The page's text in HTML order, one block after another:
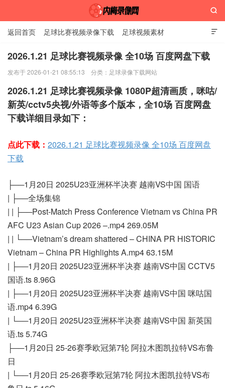

返回首页 足球比赛视频录像下载 足球视频素材

2026.1.21 足球比赛视频录像 全10场 百度网盘下载
发布于 2026-01-21 08:55:13 分类： 足球录像下载网站
2026.1.21 足球比赛视频录像 1080P超清画质，咪咕/
新英/cctv5央视/外语等多个版本，全10场 百度网盘
下载详细目录如下：
点此下载： 2026.1.21 足球比赛视频录像 全10场 百度网盘
下载
├──1月20日 2025U23亚洲杯半决赛 越南VS中国 国语
| ├──全场集锦
| | ├──Post-Match Press Conference Vietnam vs China PR
AFC U23 Asian Cup 2026 –.mp4 269.05M
| | └──Vietnam’s dream shattered – CHINA PR HISTORIC
Vietnam – China PR Highlights A.mp4 63.15M
| ├──1月20日 2025U23亚洲杯半决赛 越南VS中国 CCTV5
国语.ts 8.96G
| ├──1月20日 2025U23亚洲杯半决赛 越南VS中国 咪咕国
语.mp4 6.39G
| └──1月20日 2025U23亚洲杯半决赛 越南VS中国 新英国
语.ts 5.74G
├──1月20日 25-26赛季欧冠第7轮 阿拉木图凯拉特VS布鲁
日
| └──1月20日 25-26赛季欧冠第7轮 阿拉木图凯拉特VS布